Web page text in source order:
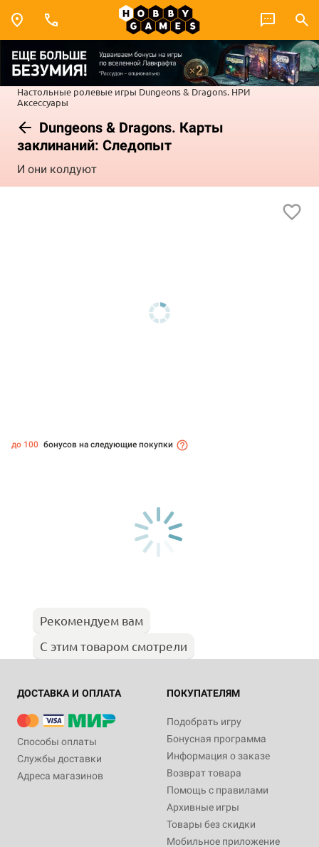
Настольные ролевые игры Dungeons & Dragons. НРИ
Аксессуары
Dungeons & Dragons. Карты
заклинаний: Следопыт
И они колдуют
до 100 бонусов на следующие покупки
Рекомендуем вам
С этим товаром смотрели
ДОСТАВКА И ОПЛАТА
Способы оплаты
Службы доставки
Адреса магазинов
ПОКУПАТЕЛЯМ
Подобрать игру
Бонусная программа
Информация о заказе
Возврат товара
Помощь с правилами
Архивные игры
Товары без скидки
Мобильное приложение